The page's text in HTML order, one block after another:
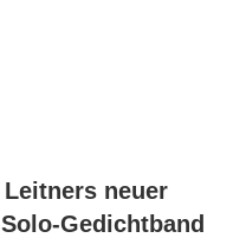
neuer
Gedichtband